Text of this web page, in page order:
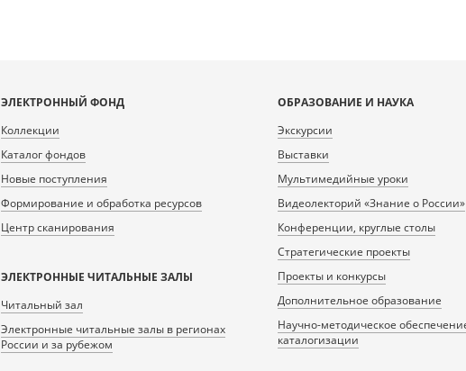
ЭЛЕКТРОННЫЙ ФОНД
Коллекции
Каталог фондов
Новые поступления
Формирование и обработка ресурсов
Центр сканирования
ЭЛЕКТРОННЫЕ ЧИТАЛЬНЫЕ ЗАЛЫ
Читальный зал
Электронные читальные залы в регионах
России и за рубежом
ОБРАЗОВАНИЕ И НАУКА
Экскурсии
Выставки
Мультимедийные уроки
Видеолекторий «Знание о России»
Конференции, круглые столы
Стратегические проекты
Проекты и конкурсы
Дополнительное образование
Научно-методическое
каталогизации